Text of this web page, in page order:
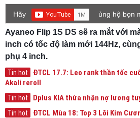
Hãy
ủng hộ bọn
Ayaneo Flip 1S DS sẽ ra mắt với
inch có tốc độ làm mới 144Hz,
phụ 4 inch.
Tin hot
ĐTCL 17.7: Leo rank thần tốc
Akali reroll
Tin hot Dplus KIA thừa nhận nợ lương
Tin hot
ĐTCL Mùa 18: Top 3 Lõi Kim